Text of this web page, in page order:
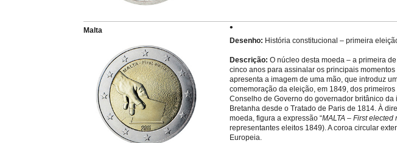
Malta
Desenho: História constitucional – primeira
Descrição: O núcleo desta moeda – a primeira
cinco anos para assinalar os principais
apresenta a imagem de uma mão, que introduz
comemoração da eleição, em 1849, dos
Conselho de Governo do governador britânico
Bretanha desde o Tratado de Paris de 1814. À
moeda, figura a expressão “MALTA – First
representantes eleitos 1849). A coroa circular
Europeia.